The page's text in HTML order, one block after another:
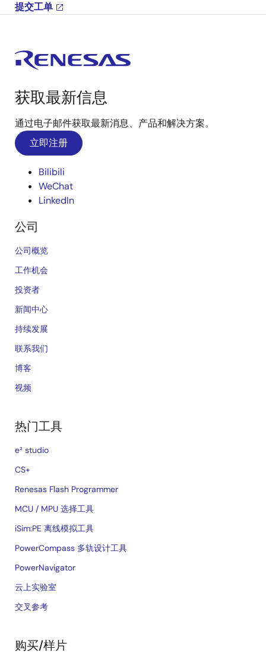
提交工单
获取最新信息
通过电子邮件获取最新消息、产品和解决方案。
立即注册
Bilibili
WeChat
LinkedIn
公司
公司概览
工作机会
投资者
新闻中心
持续发展
联系我们
博客
视频
热门工具
e² studio
CS+
Renesas Flash Programmer
MCU / MPU 选择工具
iSim:PE 离线模拟工具
PowerCompass 多轨设计工具
PowerNavigator
云上实验室
交叉参考
购买/样片